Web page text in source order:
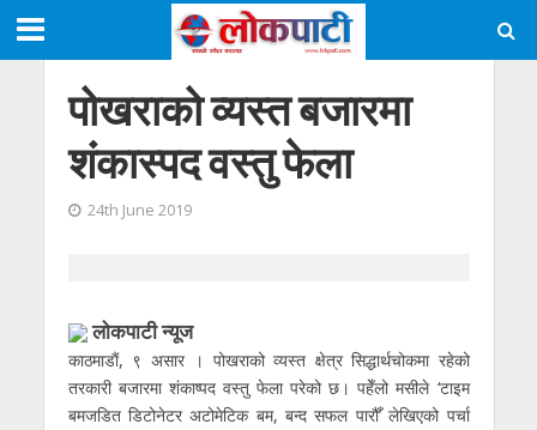
पोखराको व्यस्त बजारमा
शंंकास्पद वस्तु फेला
24th June 2019
लाेकपाटी न्यूज
काठमाडाैं, ९ असार । पोखराको व्यस्त क्षेत्र सिद्धार्थचोकमा रहेको
तरकारी बजारमा शंकाष्पद वस्तु फेला परेको छ। पहेँलो मसीले ‘टाइम
बमजडित डिटोनेटर अटोमेटिक बम, बन्द सफल पारौँ’ लेखिएको पर्चा